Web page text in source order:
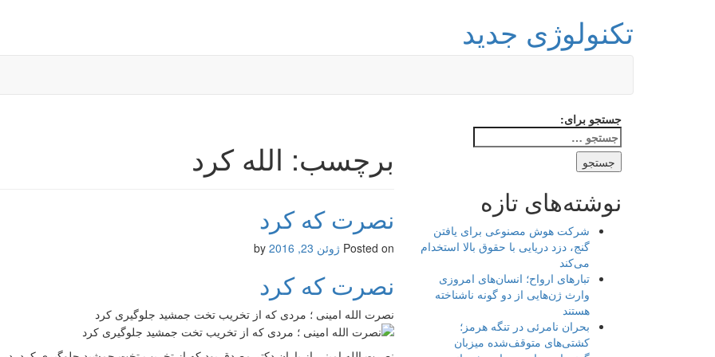
تکنولوژی جدید
برچسب: الله کرد
نصرت که کرد
Posted on ژوئن 23, 2016
نصرت که کرد
نصرت الله امینی ؛ مردی که از تخریب تخت جمشید جلوگیری کرد
جستجو برای:
نوشته‌های تازه
شرکت هوش مصنوعی برای یافتن
گنج، دزد دریایی با حقوق بالا استخدام
می‌کند
تبارهای ارواح؛ انسان‌های امروزی
وارث ژن‌هایی از دو گونه ناشناخته
هستند
بحران نامرئی در تنگه هرمز؛
کشتی‌های متوقف‌شده میزبان